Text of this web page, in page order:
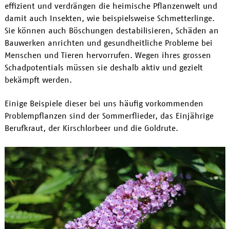
effizient und verdrängen die heimische Pflanzenwelt und
damit auch Insekten, wie beispielsweise Schmetterlinge.
Sie können auch Böschungen destabilisieren, Schäden an
Bauwerken anrichten und gesundheitliche Probleme bei
Menschen und Tieren hervorrufen. Wegen ihres grossen
Schadpotentials müssen sie deshalb aktiv und gezielt
bekämpft werden.
Einige Beispiele dieser bei uns häufig vorkommenden
Problempflanzen sind der Sommerflieder, das Einjährige
Berufkraut, der Kirschlorbeer und die Goldrute.